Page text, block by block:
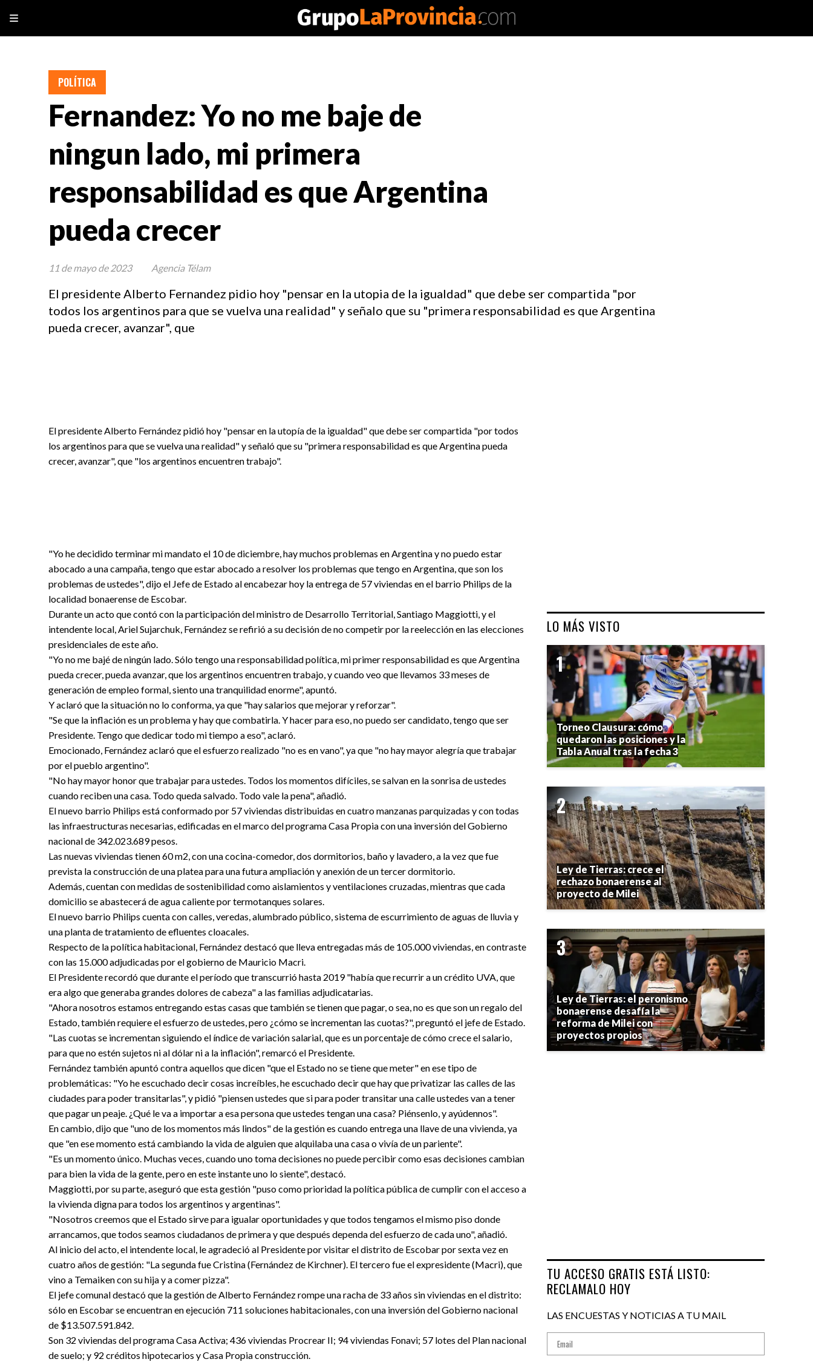
Fernandez: Yo no me baje de
ningun lado, mi primera
responsabilidad es que Argentina
pueda crecer
El presidente Alberto Fernandez pidio hoy "pensar en la utopia de la igualdad" que debe ser compartida "por
todos los argentinos para que se vuelva una realidad" y señalo que su "primera responsabilidad es que Argentina
pueda crecer, avanzar", que
POLÍTICA
11 de mayo de 2023 Agencia Télam
El presidente Alberto Fernández pidió hoy "pensar en la utopía de la igualdad" que debe ser compartida "por todos
los argentinos para que se vuelva una realidad" y señaló que su "primera responsabilidad es que Argentina pueda
crecer, avanzar", que "los argentinos encuentren trabajo".
"Yo he decidido terminar mi mandato el 10 de diciembre, hay muchos problemas en Argentina y no puedo estar
abocado a una campaña, tengo que estar abocado a resolver los problemas que tengo en Argentina, que son los
problemas de ustedes", dijo el Jefe de Estado al encabezar hoy la entrega de 57 viviendas en el barrio Philips de la
localidad bonaerense de Escobar.
Durante un acto que contó con la participación del ministro de Desarrollo Territorial, Santiago Maggiotti, y el
intendente local, Ariel Sujarchuk, Fernández se refirió a su decisión de no competir por la reelección en las elecciones
presidenciales de este año.
"Yo no me bajé de ningún lado. Sólo tengo una responsabilidad política, mi primer responsabilidad es que Argentina
pueda crecer, pueda avanzar, que los argentinos encuentren trabajo, y cuando veo que llevamos 33 meses de
generación de empleo formal, siento una tranquilidad enorme", apuntó.
Y aclaró que la situación no lo conforma, ya que "hay salarios que mejorar y reforzar".
"Se que la inflación es un problema y hay que combatirla. Y hacer para eso, no puedo ser candidato, tengo que ser
Presidente. Tengo que dedicar todo mi tiempo a eso", aclaró.
Emocionado, Fernández aclaró que el esfuerzo realizado "no es en vano", ya que "no hay mayor alegría que trabajar
por el pueblo argentino".
"No hay mayor honor que trabajar para ustedes. Todos los momentos difíciles, se salvan en la sonrisa de ustedes
cuando reciben una casa. Todo queda salvado. Todo vale la pena", añadió.
El nuevo barrio Philips está conformado por 57 viviendas distribuidas en cuatro manzanas parquizadas y con todas
las infraestructuras necesarias, edificadas en el marco del programa Casa Propia con una inversión del Gobierno
nacional de 342.023.689 pesos.
Las nuevas viviendas tienen 60 m2, con una cocina-comedor, dos dormitorios, baño y lavadero, a la vez que fue
prevista la construcción de una platea para una futura ampliación y anexión de un tercer dormitorio.
Además, cuentan con medidas de sostenibilidad como aislamientos y ventilaciones cruzadas, mientras que cada
domicilio se abastecerá de agua caliente por termotanques solares.
El nuevo barrio Philips cuenta con calles, veredas, alumbrado público, sistema de escurrimiento de aguas de lluvia y
una planta de tratamiento de efluentes cloacales.
Respecto de la política habitacional, Fernández destacó que lleva entregadas más de 105.000 viviendas, en contraste
con las 15.000 adjudicadas por el gobierno de Mauricio Macri.
El Presidente recordó que durante el período que transcurrió hasta 2019 "había que recurrir a un crédito UVA, que
era algo que generaba grandes dolores de cabeza" a las familias adjudicatarias.
"Ahora nosotros estamos entregando estas casas que también se tienen que pagar, o sea, no es que son un regalo del
Estado, también requiere el esfuerzo de ustedes, pero ¿cómo se incrementan las cuotas?", preguntó el jefe de Estado.
"Las cuotas se incrementan siguiendo el índice de variación salarial, que es un porcentaje de cómo crece el salario,
para que no estén sujetos ni al dólar ni a la inflación", remarcó el Presidente.
Fernández también apuntó contra aquellos que dicen "que el Estado no se tiene que meter" en ese tipo de
problemáticas: "Yo he escuchado decir cosas increíbles, he escuchado decir que hay que privatizar las calles de las
ciudades para poder transitarlas", y pidió "piensen ustedes que si para poder transitar una calle ustedes van a tener
que pagar un peaje. ¿Qué le va a importar a esa persona que ustedes tengan una casa? Piénsenlo, y ayúdennos".
En cambio, dijo que "uno de los momentos más lindos" de la gestión es cuando entrega una llave de una vivienda, ya
que "en ese momento está cambiando la vida de alguien que alquilaba una casa o vivía de un pariente".
"Es un momento único. Muchas veces, cuando uno toma decisiones no puede percibir como esas decisiones cambian
para bien la vida de la gente, pero en este instante uno lo siente", destacó.
Maggiotti, por su parte, aseguró que esta gestión "puso como prioridad la política pública de cumplir con el acceso a
la vivienda digna para todos los argentinos y argentinas".
"Nosotros creemos que el Estado sirve para igualar oportunidades y que todos tengamos el mismo piso donde
arrancamos, que todos seamos ciudadanos de primera y que después dependa del esfuerzo de cada uno", añadió.
Al inicio del acto, el intendente local, le agradeció al Presidente por visitar el distrito de Escobar por sexta vez en
cuatro años de gestión: "La segunda fue Cristina (Fernández de Kirchner). El tercero fue el expresidente (Macri), que
vino a Temaiken con su hija y a comer pizza".
El jefe comunal destacó que la gestión de Alberto Fernández rompe una racha de 33 años sin viviendas en el distrito:
sólo en Escobar se encuentran en ejecución 711 soluciones habitacionales, con una inversión del Gobierno nacional
de $13.507.591.842.
Son 32 viviendas del programa Casa Activa; 436 viviendas Procrear II; 94 viviendas Fonavi; 57 lotes del Plan nacional
de suelo; y 92 créditos hipotecarios y Casa Propia construcción.
LO MÁS VISTO
Torneo Clausura: cómo
quedaron las posiciones y la
Tabla Anual tras la fecha 3
Ley de Tierras: crece el
rechazo bonaerense al
proyecto de Milei
Ley de Tierras: el peronismo
bonaerense desafía la
reforma de Milei con
proyectos propios
TU ACCESO GRATIS ESTÁ LISTO:
RECLAMALO HOY
LAS ENCUESTAS Y NOTICIAS A TU MAIL